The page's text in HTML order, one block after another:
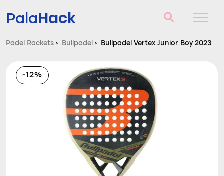
PalaHack
Vragen en antwoorden
Vergelijker
Padel Rackets › Bullpadel › Bullpadel Vertex Junior Boy 2023
-12%